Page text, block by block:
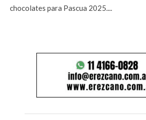
chocolates para Pascua 2025....